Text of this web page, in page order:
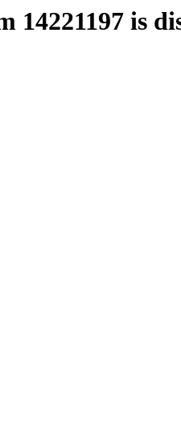
14221197 is